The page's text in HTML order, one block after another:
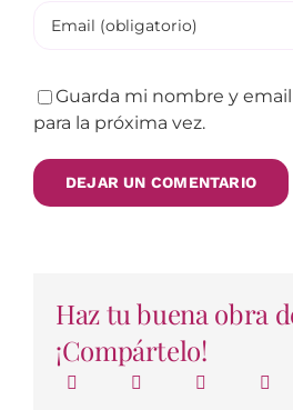
Guarda mi nombre y
para la próxima vez.
Haz tu buena obra
¡Compártelo!